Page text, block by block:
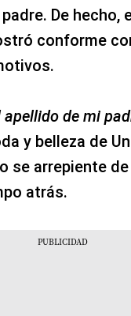
De hecho,
conforme
apellido de mi
y belleza de
se arrepiente
atrás.